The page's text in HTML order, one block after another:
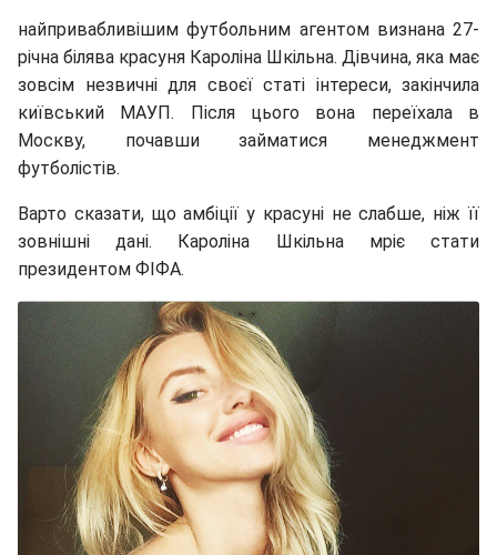
найпривабливішим футбольним агентом визнана 27-
річна білява красуня Кароліна Шкільна. Дівчина, яка має
зовсім незвичні для своєї статі інтереси, закінчила
київський МАУП. Після цього вона переїхала в
Москву, почавши займатися менеджмент
футболістів.
Варто сказати, що амбіції у красуні не слабше, ніж її
зовнішні дані. Кароліна Шкільна мріє стати
президентом ФІФА.